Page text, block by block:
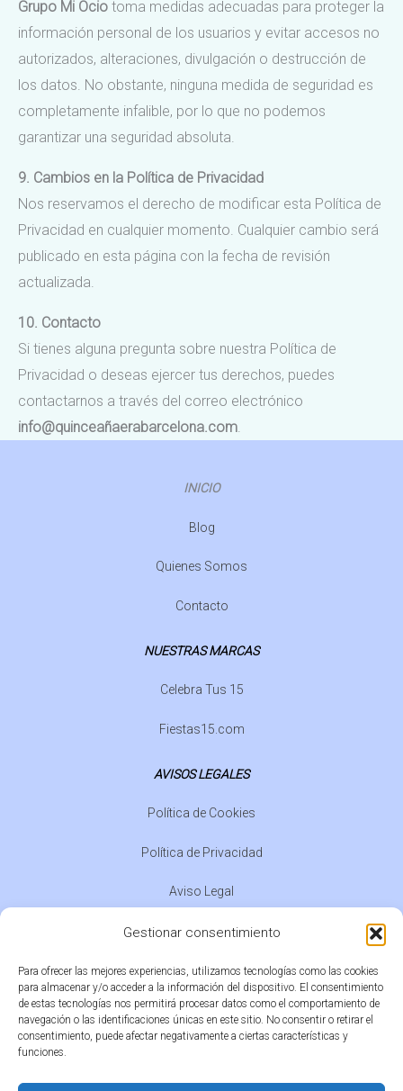
Gestionar consentimiento
Para ofrecer las mejores experiencias, utilizamos tecnologías como las cookies
para almacenar y/o acceder a la información del dispositivo. El consentimiento
de estas tecnologías nos permitirá procesar datos como el comportamiento de
navegación o las identificaciones únicas en este sitio. No consentir o retirar el
consentimiento, puede afectar negativamente a ciertas características y
funciones.
Grupo Mi Ocio toma medidas adecuadas para proteger la
información personal de los usuarios y evitar accesos no
autorizados, alteraciones, divulgación o destrucción de
los datos. No obstante, ninguna medida de seguridad es
completamente infalible, por lo que no podemos
garantizar una seguridad absoluta.
9. Cambios en la Política de Privacidad
Nos reservamos el derecho de modificar esta Política de
Privacidad en cualquier momento. Cualquier cambio será
publicado en esta página con la fecha de revisión
actualizada.
10. Contacto
Si tienes alguna pregunta sobre nuestra Política de
Privacidad o deseas ejercer tus derechos, puedes
contactarnos a través del correo electrónico
info@quinceañaerabarcelona.com.
INICIO
Blog
Quienes Somos
Contacto
NUESTRAS MARCAS
Celebra Tus 15
Fiestas15.com
AVISOS LEGALES
Política de Cookies
Política de Privacidad
Aviso Legal
Normativa de Eventos
CONTACTO
info@quinceañerabarcelona.com